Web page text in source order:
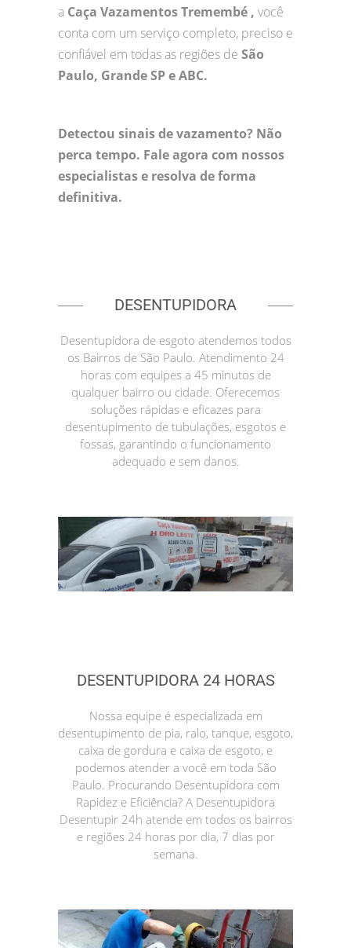
a Caça Vazamentos Tremembé , você
conta com um serviço completo, preciso e
confiável em todas as regiões de São
Paulo, Grande SP e ABC.
Detectou sinais de vazamento? Não
perca tempo. Fale agora com nossos
especialistas e resolva de forma
definitiva.
DESENTUPIDORA
Desentupidora de esgoto atendemos todos
os Bairros de São Paulo. Atendimento 24
horas com equipes a 45 minutos de
qualquer bairro ou cidade. Oferecemos
soluções rápidas e eficazes para
desentupimento de tubulações, esgotos e
fossas, garantindo o funcionamento
adequado e sem danos.
DESENTUPIDORA 24 HORAS
Nossa equipe é especializada em
desentupimento de pia, ralo, tanque, esgoto,
caixa de gordura e caixa de esgoto, e
podemos atender a você em toda São
Paulo. Procurando Desentupidora com
Rapidez e Eficiência? A Desentupidora
Desentupir 24h atende em todos os bairros
e regiões 24 horas por dia, 7 dias por
semana.